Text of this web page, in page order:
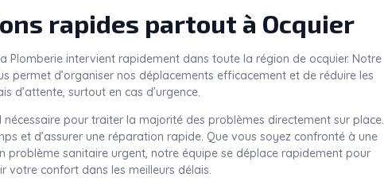
rapides partout à Ocquier
Plomberie intervient rapidement dans toute la région de ocquier. Notre
permet d’organiser nos déplacements efficacement et de réduire les
d’attente, surtout en cas d’urgence.
pour traiter la majorité des problèmes directement sur place.
et d’assurer une réparation rapide. Que vous soyez confronté à une
problème sanitaire urgent, notre équipe se déplace rapidement pour
votre confort dans les meilleurs délais.